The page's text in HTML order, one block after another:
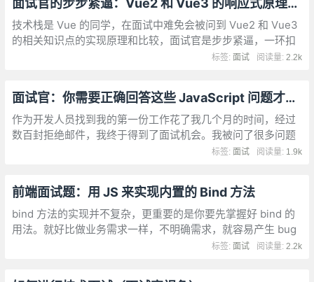
技术栈是 Vue 的同学，在面试中难免会被问到 Vue2 和 Vue3
的相关知识点的实现原理和比较，面试官是步步紧逼，一环扣
阅读量: 2.2k
标签:面试
面试官：你需要正确回答这些 JavaScript 问题才能获得 offer
作为开发人员找到我的第一份工作花了我几个月的时间，经过
数百封拒绝邮件，我终于得到了面试机会。我被问了很多问题
来测试我的编程能力，其中一些是基础的，但其中一些问题，
阅读量: 1.9k
标签:面试
前端面试题：用 JS 来实现内置的 Bind 方法
bind 方法的实现并不复杂，更重要的是你要先掌握好 bind 的
用法。就好比做业务需求一样，不明确需求，就容易产生 bug
阅读量: 2.2k
标签:面试